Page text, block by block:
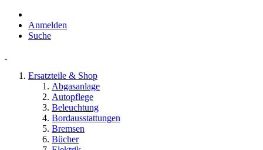
Anmelden
Suche
Ersatzteile & Shop
Abgasanlage
Autopflege
Beleuchtung
Bordausstattungen
Bremsen
Bücher